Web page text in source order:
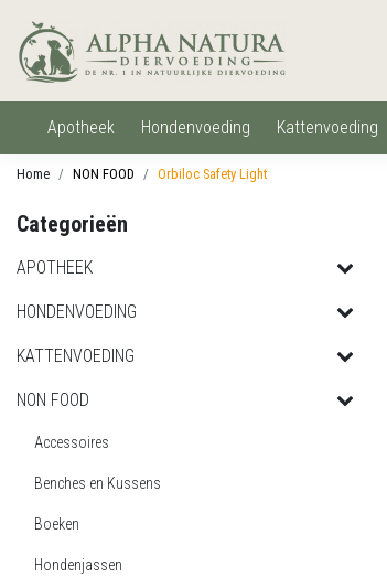
apotheek hondenvoeding kattenvoeding
Home NON FOOD Orbiloc Safety Light
Categorieën
APOTHEEK
HONDENVOEDING
KATTENVOEDING
NON FOOD
Accessoires
Benches en Kussens
Boeken
Hondenjassen